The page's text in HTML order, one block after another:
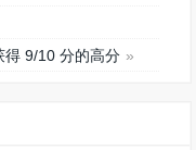
得 9/10 分的高分